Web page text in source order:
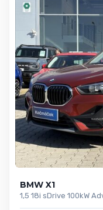
BMW X1
1,5 18i sDrive 100kW